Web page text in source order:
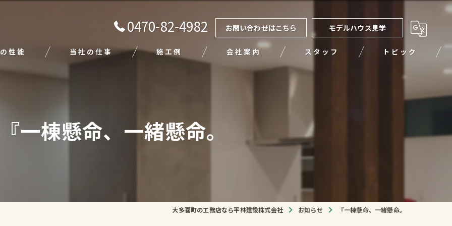
0470-82-4982 お問い合わせはこちら モデルハウス見学
性能 当社の仕事
エクステリア
施工例 会社案内 スタッフ トピック
一棟懸命、一緒懸命。
大多喜町の工務店なら平林建設株式会社 お知らせ 『一棟懸命、一緒懸命。